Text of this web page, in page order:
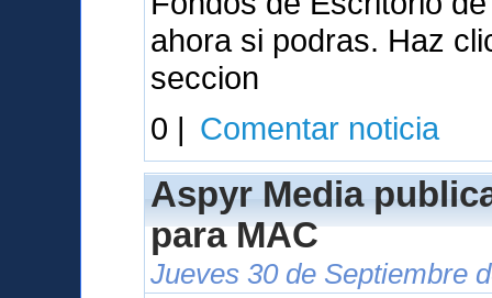
ahora si podras. Haz
seccion
0 | Comentar noticia
Aspyr Media
para MAC
Jueves 30 de Septiembre